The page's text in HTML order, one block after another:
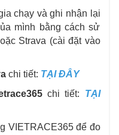
chạy và ghi nhận lại
mình bằng cách sử
Strava (cài đặt vào
chi tiết: TẠI ĐÂY
chi tiết:
TẠI
VIETRACE365 để đo